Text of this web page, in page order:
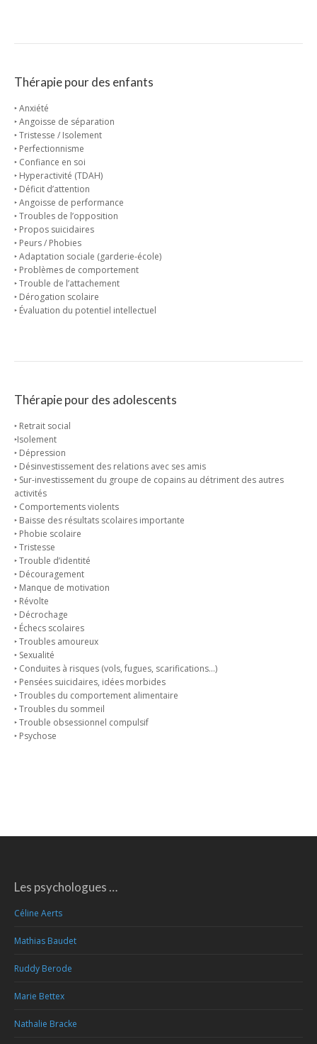
Thérapie pour des enfants
‣ Anxiété
‣ Angoisse de séparation
‣ Tristesse / Isolement
‣ Perfectionnisme
‣ Confiance en soi
‣ Hyperactivité (TDAH)
‣ Déficit d’attention
‣ Angoisse de performance
‣ Troubles de l’opposition
‣ Propos suicidaires
‣ Peurs / Phobies
‣ Adaptation sociale (garderie-école)
‣ Problèmes de comportement
‣ Trouble de l’attachement
‣ Dérogation scolaire
‣ Évaluation du potentiel intellectuel
Thérapie pour des adolescents
‣ Retrait social
‣Isolement
‣ Dépression
‣ Désinvestissement des relations avec ses amis
‣ Sur-investissement du groupe de copains au détriment des autres
activités
‣ Comportements violents
‣ Baisse des résultats scolaires importante
‣ Phobie scolaire
‣ Tristesse
‣ Trouble d’identité
‣ Découragement
‣ Manque de motivation
‣ Révolte
‣ Décrochage
‣ Échecs scolaires
‣ Troubles amoureux
‣ Sexualité
‣ Conduites à risques (vols, fugues, scarifications…)
‣ Pensées suicidaires, idées morbides
‣ Troubles du comportement alimentaire
‣ Troubles du sommeil
‣ Trouble obsessionnel compulsif
‣ Psychose
Les psychologues …
Céline Aerts
Mathias Baudet
Ruddy Berode
Marie Bettex
Nathalie Bracke